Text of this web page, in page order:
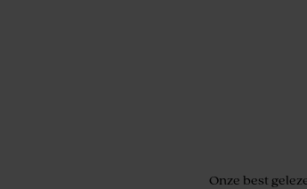
Onze best